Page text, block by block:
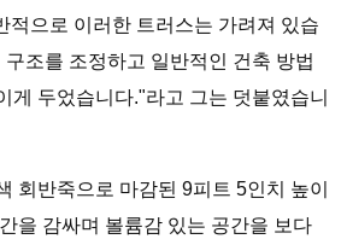
적으로 이러한 트러스는 가려져 있습
조를 조정하고 일반적인 건축 방법
게 두었습니다."라고 그는 덧붙였습니
회반죽으로 마감된 9피트 5인치 높이
을 감싸며 볼륨감 있는 공간을 보다